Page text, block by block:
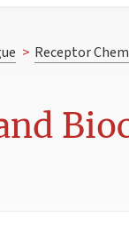
> Receptor